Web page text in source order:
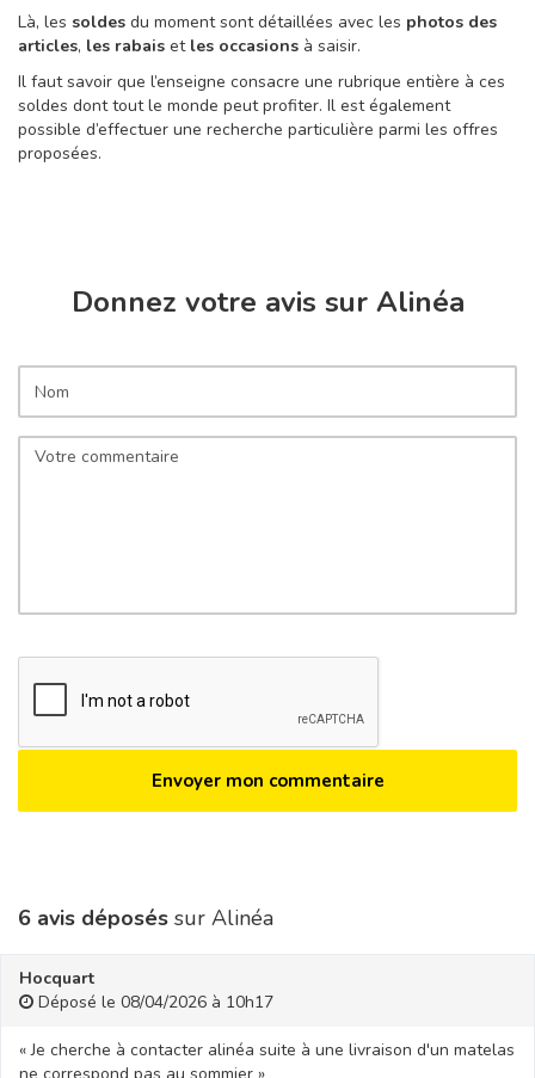
Là, les soldes du moment sont détaillées avec les photos des
articles, les rabais et les occasions à saisir.
Il faut savoir que l’enseigne consacre une rubrique entière à ces
soldes dont tout le monde peut profiter. Il est également
possible d’effectuer une recherche particulière parmi les offres
proposées.
Donnez votre avis sur Alinéa
6 avis déposés sur Alinéa
Hocquart
Déposé le 08/04/2026 à 10h17
« Je cherche à contacter alinéa suite à une livraison d'un matelas